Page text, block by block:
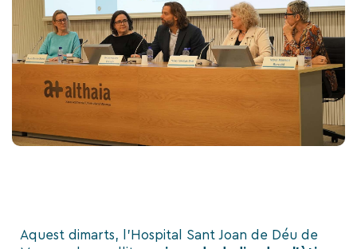
Aquest dimarts, l’Hospital Sant Joan de Déu de